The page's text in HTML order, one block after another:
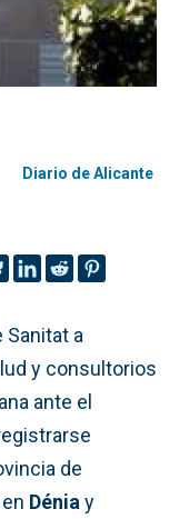
Diario de Alicante
Sanitat a
y consultorios
ante el
de
Dénia y